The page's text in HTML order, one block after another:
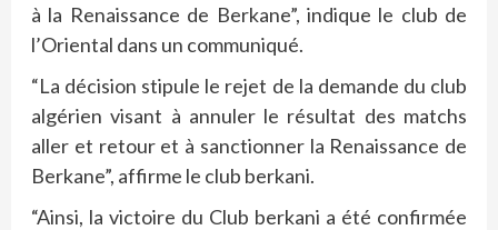
à la Renaissance de Berkane”, indique le club de
l’Oriental dans un communiqué.
“La décision stipule le rejet de la demande du club
algérien visant à annuler le résultat des matchs
aller et retour et à sanctionner la Renaissance de
Berkane”, affirme le club berkani.
“Ainsi, la victoire du Club berkani a été confirmée